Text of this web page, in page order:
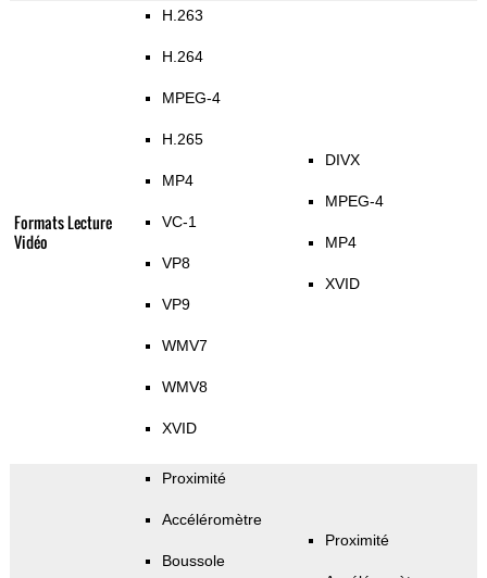
Formats Lecture
Vidéo
H.263
H.264
MPEG-4
H.265
MP4
VC-1
VP8
VP9
WMV7
WMV8
XVID
DIVX
MPEG-4
MP4
XVID
Proximité
Accéléromètre
Boussole
Proximité